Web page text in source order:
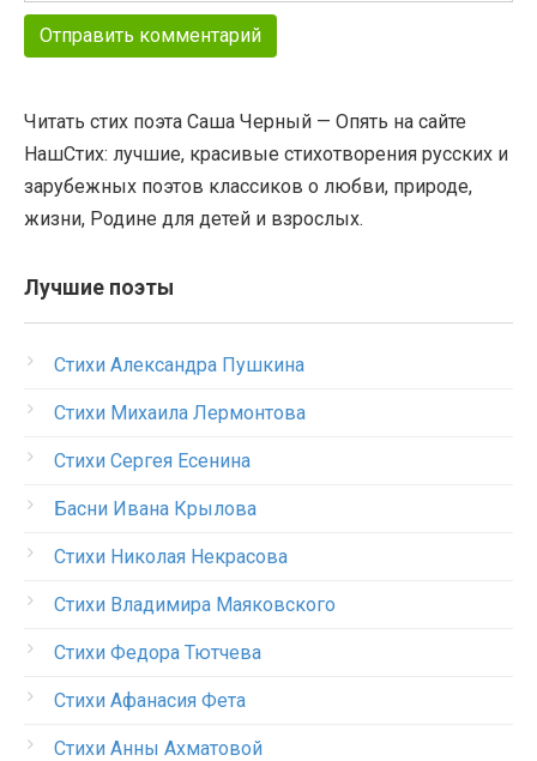
Читать стих поэта Саша Черный — Опять на сайте
НашСтих: лучшие, красивые стихотворения русских и
зарубежных поэтов классиков о любви, природе,
жизни, Родине для детей и взрослых.
Лучшие поэты
Стихи Александра Пушкина
Стихи Михаила Лермонтова
Стихи Сергея Есенина
Басни Ивана Крылова
Стихи Николая Некрасова
Стихи Владимира Маяковского
Стихи Федора Тютчева
Стихи Афанасия Фета
Стихи Анны Ахматовой